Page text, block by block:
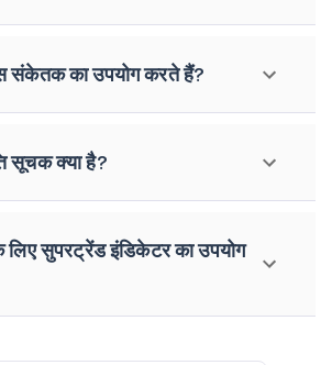
संकेतक का उपयोग करते हैं?
सूचक क्या है?
लिए सुपरट्रेंड इंडिकेटर का उपयोग